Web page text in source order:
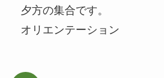
夕方の集合です。
オリエンテーション